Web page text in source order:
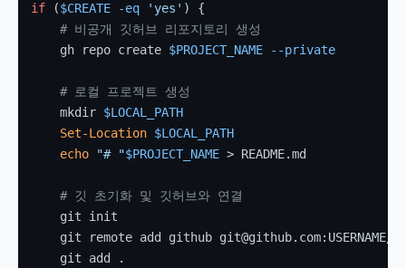
if ($CREATE -eq 'yes' ) {
# 비공개 깃허브 리포지토리 생성
    gh repo create
$PROJECT_NAME --private
# 로컬 프로젝트 생성
    mkdir
$LOCAL_PATH
Set-Location $LOCAL_PATH
echo
"# "$PROJECT_NAME > README.md
# 깃 초기화 및 깃허브와 연결
    git init
    git remote add github git@github.com:USERNAME/
    git add .